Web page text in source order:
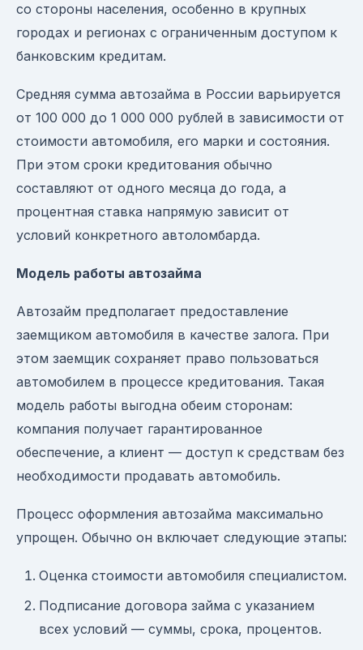
со стороны населения, особенно в крупных
городах и регионах с ограниченным доступом к
банковским кредитам.
Средняя сумма автозайма в России варьируется
от 100 000 до 1 000 000 рублей в зависимости от
стоимости автомобиля, его марки и состояния.
При этом сроки кредитования обычно
составляют от одного месяца до года, а
процентная ставка напрямую зависит от
условий конкретного автоломбарда.
Модель работы автозайма
Автозайм предполагает предоставление
заемщиком автомобиля в качестве залога. При
этом заемщик сохраняет право пользоваться
автомобилем в процессе кредитования. Такая
модель работы выгодна обеим сторонам:
компания получает гарантированное
обеспечение, а клиент — доступ к средствам без
необходимости продавать автомобиль.
Процесс оформления автозайма максимально
упрощен. Обычно он включает следующие этапы:
Оценка стоимости автомобиля специалистом.
Подписание договора займа с указанием
всех условий — суммы, срока, процентов.